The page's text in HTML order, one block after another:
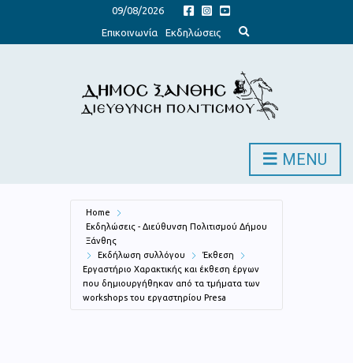
09/08/2026
Επικοινωνία
Εκδηλώσεις
x
d
s
e
c
o
MENU
Home
Εκδηλώσεις - Διεύθυνση Πολιτισμού Δήμου
Ξάνθης
Εκδήλωση συλλόγου
Έκθεση
Εργαστήριο Χαρακτικής και έκθεση έργων
που δημιουργήθηκαν από τα τμήματα των
workshops του εργαστηρίου Presa